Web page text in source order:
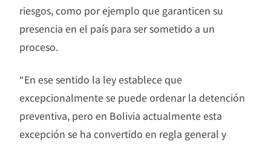
riesgos, como por ejemplo que garanticen su
presencia en el país para ser sometido a un
proceso.
“En ese sentido la ley establece que
excepcionalmente se puede ordenar la detención
preventiva, pero en Bolivia actualmente esta
excepción se ha convertido en regla general y